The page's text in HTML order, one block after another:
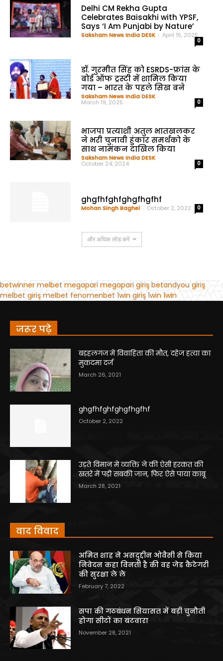
जरूर पढ़े
बड़हलगंज में विवाहिता की मौत, दहेज हत्या का
मुकदमा दर्ज
March 26, 2021
ghgfhfghfghgfhgfhf
October 2, 2022
उड़ते विमान में व्यक्ति ने की ऐसी हरकत की
खतरे में पड़ी सबकी जान, फिर ऐसे पाया काबू
March 28, 2021
वाद विवाद
अमित शाह ने असदुद्दीन ओवैसी से किया
निवेदन कहा विनती है की वह जेड कैटेगरी
की सुरक्षा ले ले
February 7, 2022
सपा की गठबंधन सियासत में बड़ी चुनौती
होगा सीटों का बंटवारा
November 28, 2021